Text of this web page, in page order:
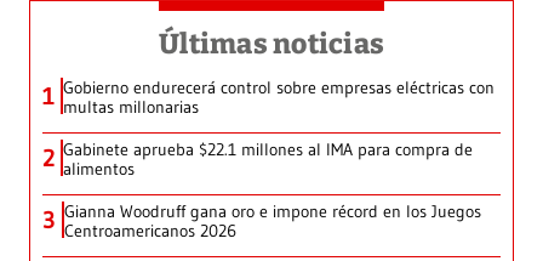
Últimas noticias
1 Gobierno endurecerá control sobre empresas eléctricas con
multas millonarias
2 Gabinete aprueba $22.1 millones al IMA para compra de
alimentos
3 Gianna Woodruff gana oro e impone récord en los Juegos
Centroamericanos 2026